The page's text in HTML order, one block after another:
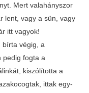
Mert valahányszor
lent, vagy a sün, vagy
itt vagyok!
bírta végig, a
pedig fogta a
kiszólította a
ittak egy-